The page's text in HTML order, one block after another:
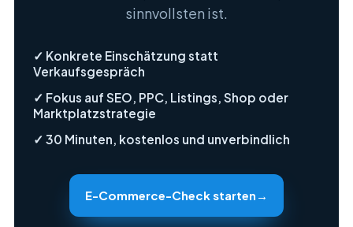
sinnvollsten ist.
✓ Konkrete Einschätzung statt
Verkaufsgespräch
✓ Fokus auf SEO, PPC, Listings, Shop oder
Marktplatzstrategie
✓ 30 Minuten, kostenlos und unverbindlich
E-Commerce-Check starten →